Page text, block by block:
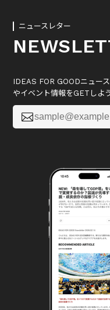
ニュースレター
IDEAS FOR GOODニュー
やイベント情報をGETしよ
